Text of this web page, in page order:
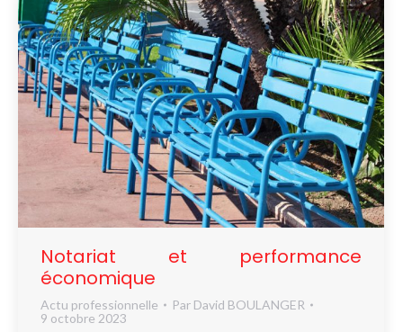
Notariat et performance
économique
Actu professionnelle Par David BOULANGER
9 octobre 2023